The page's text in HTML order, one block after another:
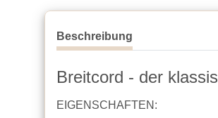
Beschreibung
Breitcord - der
EIGENSCHAFTEN: